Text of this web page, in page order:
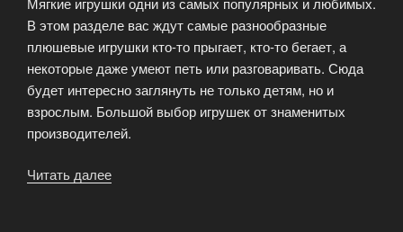
В этом разделе вас ждут самые разнообразные
плюшевые игрушки кто-то прыгает, кто-то бегает, а
некоторые даже умеют петь или разговаривать. Сюда
будет интересно заглянуть не только детям, но и
взрослым. Большой выбор игрушек от знаменитых
производителей.
Читать далее